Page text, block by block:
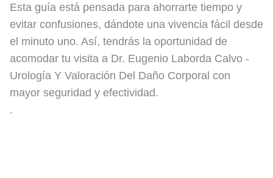
Esta guía está pensada para ahorrarte tiempo y
evitar confusiones, dándote una vivencia fácil desde
el minuto uno. Así, tendrás la oportunidad de
acomodar tu visita a Dr. Eugenio Laborda Calvo -
Urología Y Valoración Del Daño Corporal con
mayor seguridad y efectividad.
.